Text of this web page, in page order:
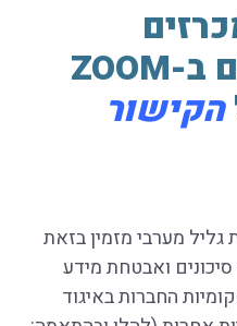
הפומבית תתקיים ב-ZOOM
הקישור
גליל מערבי מזמין בזאת
ואבטחת מידע
החברות באיגוד